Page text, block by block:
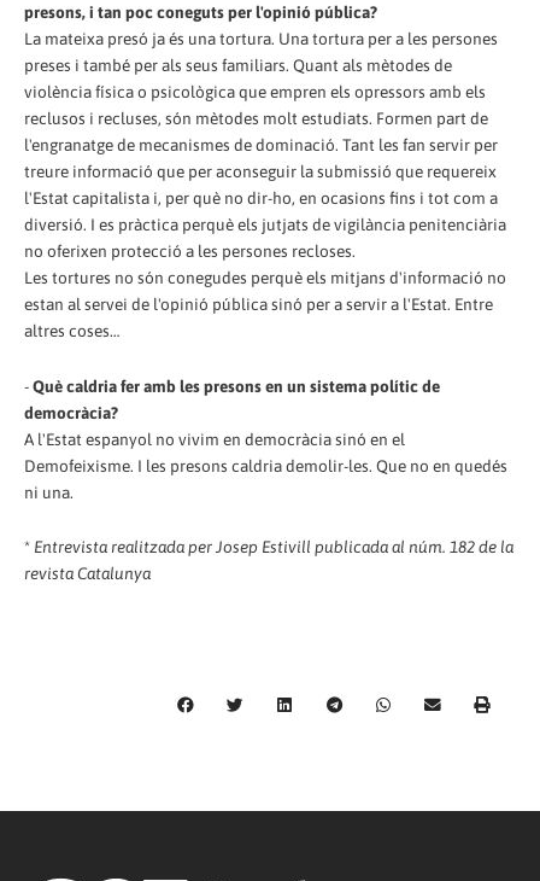
presons, i tan poc coneguts per l'opinió pública?
La mateixa presó ja és una tortura. Una tortura per a les persones
preses i també per als seus familiars. Quant als mètodes de
violència física o psicològica que empren els opressors amb els
reclusos i recluses, són mètodes molt estudiats. Formen part de
l'engranatge de mecanismes de dominació. Tant les fan servir per
treure informació que per aconseguir la submissió que requereix
l'Estat capitalista i, per què no dir-ho, en ocasions fins i tot com a
diversió. I es pràctica perquè els jutjats de vigilància penitenciària
no oferixen protecció a les persones recloses.
Les tortures no són conegudes perquè els mitjans d'informació no
estan al servei de l'opinió pública sinó per a servir a l'Estat. Entre
altres coses…
-Què caldria fer amb les presons en un sistema polític de
democràcia?
A l'Estat espanyol no vivim en democràcia sinó en el
Demofeixisme. I les presons caldria demolir-les. Que no en quedés
ni una.
* Entrevista realitzada per Josep Estivill publicada al núm. 182 de la
revista Catalunya